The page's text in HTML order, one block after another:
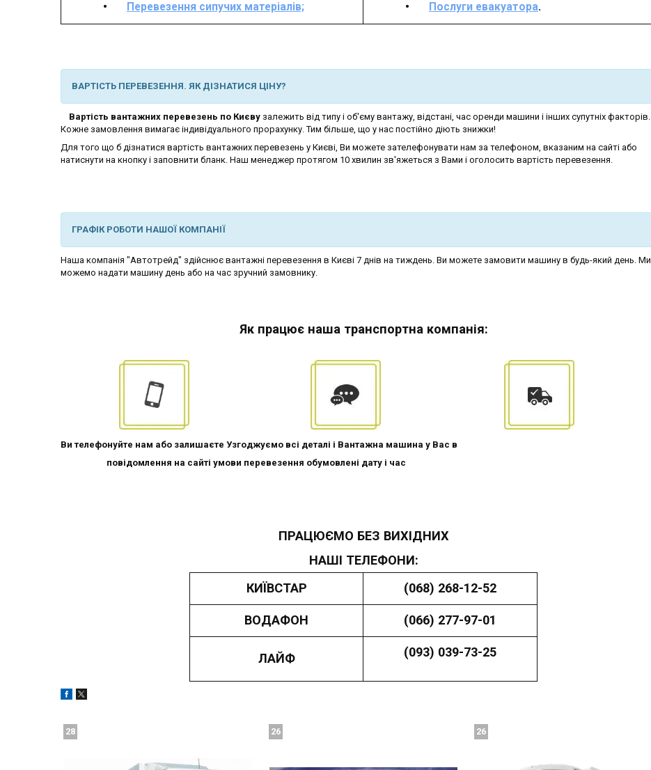
Перевезення сипучих матеріалів;
Послуги евакуатора.
ВАРТІСТЬ ПЕРЕВЕЗЕННЯ. ЯК ДІЗНАТИСЯ ЦІНУ?
Вартість вантажних перевезень по Києву залежить від типу і об'єму вантажу, відстані, час оренди машини і інших супутніх факторів.
Кожне замовлення вимагає індивідуального прорахунку. Тим більше, що у нас постійно діють знижки!
Для того що б дізнатися вартість вантажних перевезень у Києві, Ви можете зателефонувати нам за телефоном, вказаним на сайті або
натиснути на кнопку і заповнити бланк. Наш менеджер протягом 10 хвилин зв'яжеться з Вами і оголосить вартість перевезення.
ГРАФІК РОБОТИ НАШОЇ КОМПАНІЇ
Наша компанія "Автотрейд" здійснює вантажні перевезення в Києві 7 днів на тиждень. Ви можете замовити машину в будь-який день. Ми
можемо надати машину день або на час зручний замовнику.
Як працює наша транспортна компанія:
Ви телефонуйте нам або залишаєте Узгоджуємо всі деталі і Вантажна машина у Вас в
повідомлення на сайті умови перевезення обумовлені дату і час
ПРАЦЮЄМО БЕЗ ВИХІДНИХ
НАШІ ТЕЛЕФОНИ:
КИЇВСТАР
(068) 268-12-52
ВОДАФОН (066) 277-97-01
ЛАЙФ (093) 039-73-25
28 26 26